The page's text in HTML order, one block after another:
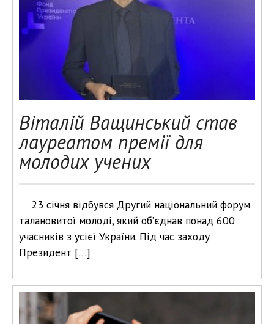
Віталій Ващинський став
лауреатом премії для
молодих учених
23 січня відбувся Другий національний форум
талановитої молоді, який об’єднав понад 600
учасників з усієї України. Під час заходу
Президент […]